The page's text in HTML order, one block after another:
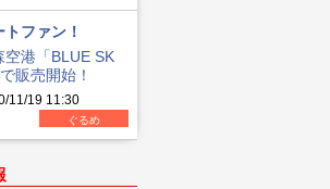
トファン！
空港「BLUE SK
販売開始！
11/19 11:30
ぐるめ